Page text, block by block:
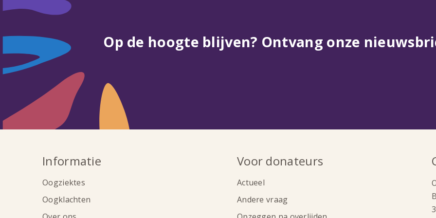
Op de hoogte blijven? Ontvang onze
Informatie
Oogziektes
Oogklachten
Voor donateurs
Actueel
Andere vraag